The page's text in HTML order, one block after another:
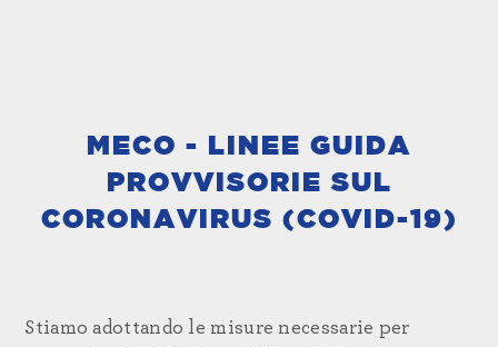
MECO - LINEE GUIDA
PROVVISORIE SUL
CORONAVIRUS (COVID-19)
Stiamo adottando le misure necessarie per